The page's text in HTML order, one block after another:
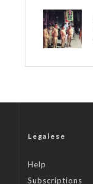
Legalese
Help
Subscriptions